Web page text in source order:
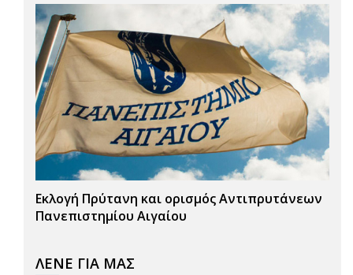
Εκλογή Πρύτανη και ορισμός Αντιπρυτάνεων
Πανεπιστημίου Αιγαίου
ΛΕΝΕ ΓΙΑ ΜΑΣ